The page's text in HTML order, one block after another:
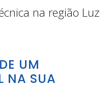
na região Luz
UM
NA SUA